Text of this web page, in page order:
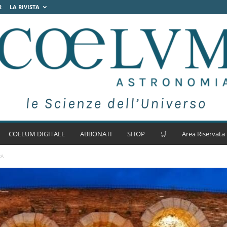
LA RIVISTA
COELUM DIGITALE ABBONATI SHOP 🛒 Area Riservata